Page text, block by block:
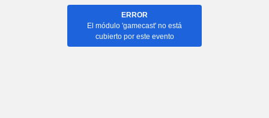
ERROR
El módulo 'gamecast' no está
cubierto por este evento